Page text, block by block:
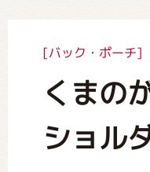
[バック・ポーチ]
くまの
ショル
絵本・